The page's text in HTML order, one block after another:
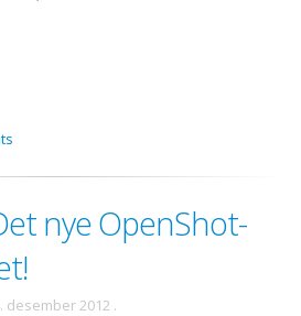
nye OpenShot-
desember 2012 .